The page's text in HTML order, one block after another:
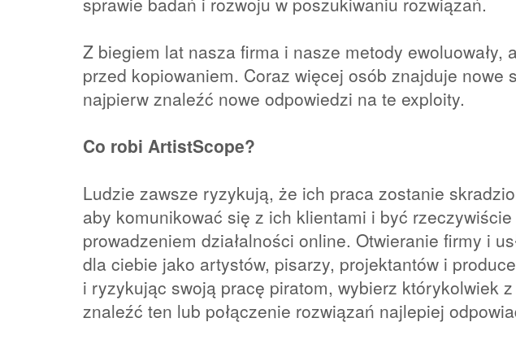
Z biegiem lat nasza firma i nasze metody
przed kopiowaniem. Coraz więcej osób znajduje nowe
najpierw znaleźć nowe odpowiedzi na te exploity.
Co robi ArtistScope?
Ludzie zawsze ryzykują, że ich praca zostanie
aby komunikować się z ich klientami i być
prowadzeniem działalności online. Otwieranie firmy i
dla ciebie jako artystów, pisarzy, projektantów i
i ryzykując swoją pracę piratom, wybierz którykolwiek
znaleźć ten lub połączenie rozwiązań najlepiej